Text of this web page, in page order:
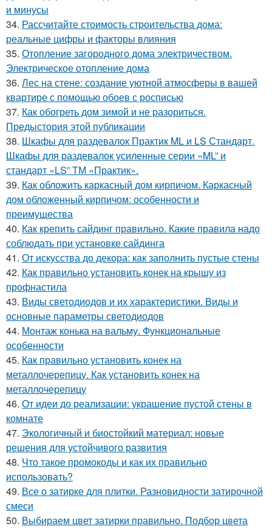
и минусы
34. Рассчитайте стоимость строительства дома:
реальные цифры и факторы влияния
35. Отопление загородного дома электричеством.
Электрическое отопление дома
36. Лес на стене: создание уютной атмосферы в вашей
квартире с помощью обоев с росписью
37. Как обогреть дом зимой и не разориться.
Предыстория этой публикации
38. Шкафы для раздевалок Практик ML и LS Стандарт.
Шкафы для раздевалок усиленные серии «ML” и
стандарт «LS” ТМ «Практик».
39. Как обложить каркасный дом кирпичом. Каркасный
дом обложенный кирпичом: особенности и
преимущества
40. Как крепить сайдинг правильно. Какие правила надо
соблюдать при установке сайдинга
41. От искусства до декора: как заполнить пустые стены
42. Как правильно установить конек на крышу из
профнастила
43. Виды светодиодов и их характеристики. Виды и
основные параметры светодиодов
44. Монтаж конька на вальму. Функциональные
особенности
45. Как правильно установить конек на
металлочерепицу. Как установить конек на
металлочерепицу
46. От идеи до реализации: украшение пустой стены в
комнате
47. Экологичный и биостойкий материал: новые
решения для устойчивого развития
48. Что такое промокоды и как их правильно
использовать?
49. Все о затирке для плитки. Разновидности затирочной
смеси
50. Выбираем цвет затирки правильно. Подбор цвета